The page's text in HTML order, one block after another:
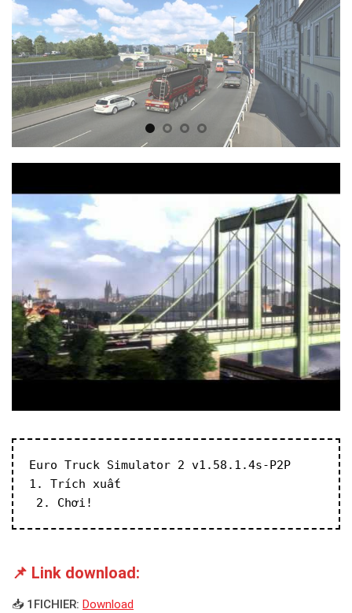
Euro Truck Simulator 2 v1.58.1.4s-P2P
1. Trích xuất
2. Chơi!
📌 Link download:
📥 1FICHIER: Download